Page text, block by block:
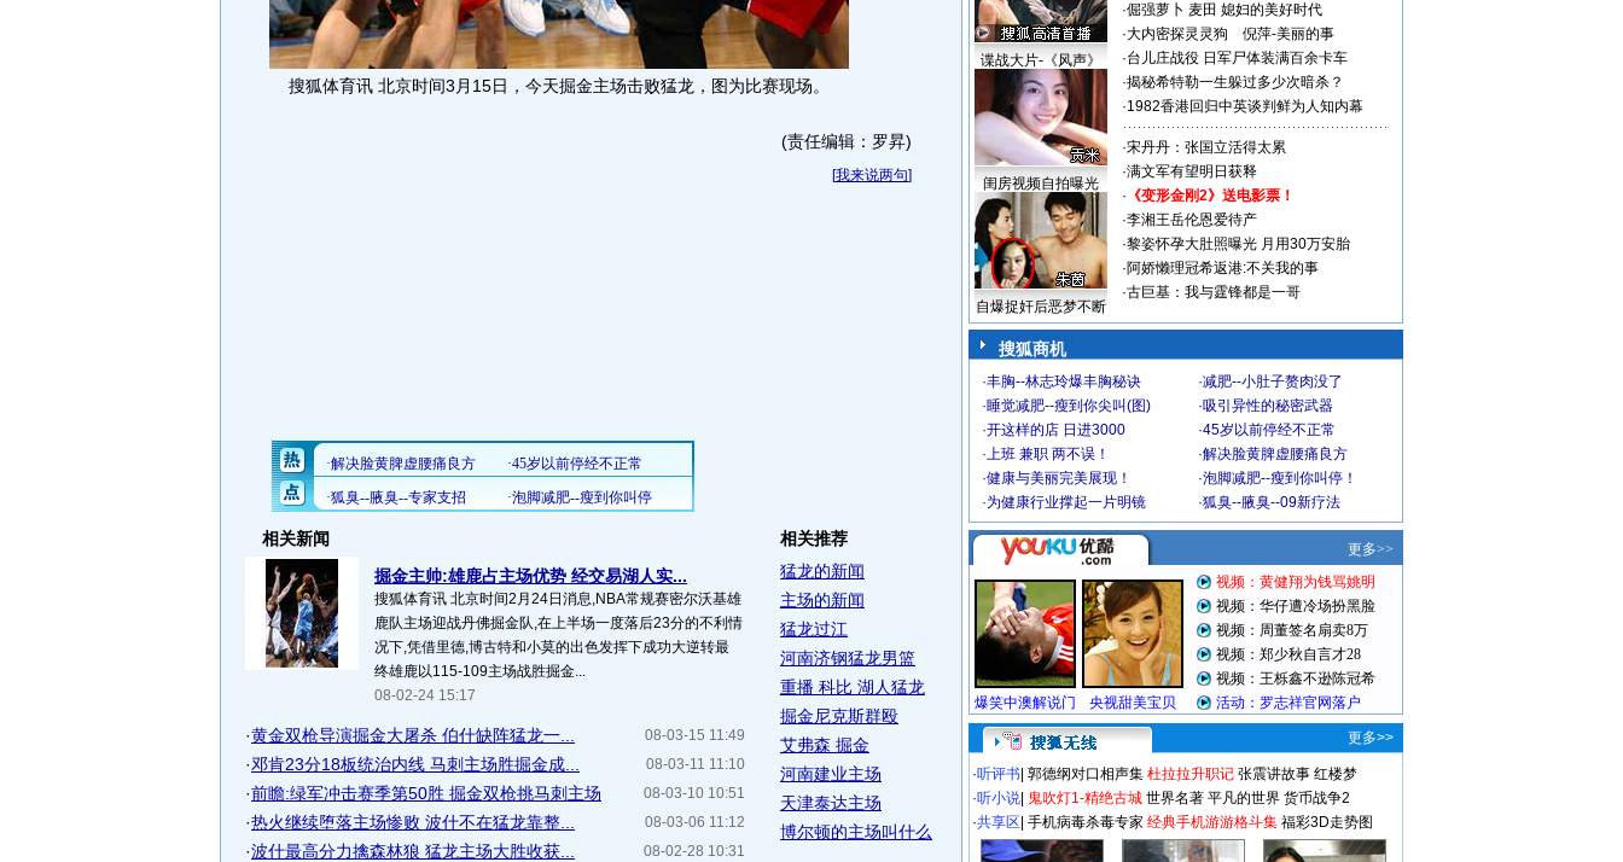
搜狐体育讯 北京时间3月15日，今天掘金主场击败猛龙，图为比赛现场。
(责任编辑：罗昇)
[我来说两句]
相关新闻
掘金主帅:雄鹿占主场优势 经交易湖人实...
搜狐体育讯 北京时间2月24日消息,NBA常规赛密尔沃基雄
鹿队主场迎战丹佛掘金队,在上半场一度落后23分的不利情
况下,凭借里德,博古特和小莫的出色发挥下成功大逆转最
终雄鹿以115-109主场战胜掘金...
08-02-24 15:17
08-03-15 11:49
·黄金双枪导演掘金大屠杀 伯什缺阵猛龙一...
08-03-11 11:10
·邓肯23分18板统治内线 马刺主场胜掘金成...
08-03-10 10:51
·前瞻:绿军冲击赛季第50胜 掘金双枪挑马刺主场
08-03-06 11:12
·热火继续堕落主场惨败 波什不在猛龙靠整...
08-02-28 10:31
·波什最高分力擒森林狼 猛龙主场大胜收获...
相关推荐
猛龙的新闻
主场的新闻
猛龙过江
河南济钢猛龙男篮
重播 科比 湖人猛龙
掘金尼克斯群殴
艾弗森 掘金
河南建业主场
天津泰达主场
博尔顿的主场叫什么
谍战大片-《风声》
闺房视频自拍曝光
自爆捉奸后恶梦不断
·倔强萝卜 麦田 媳妇的美好时代
·大内密探灵灵狗
倪萍-美丽的事
·台儿庄战役 日军尸体装满百余卡车
·揭秘希特勒一生躲过多少次暗杀？
·1982香港回归中英谈判鲜为人知内幕
·宋丹丹：张国立活得太累
·满文军有望明日获释
· 《变形金刚2》送电影票！
·李湘王岳伦恩爱待产
·黎姿怀孕大肚照曝光 月用30万安胎
·阿娇懒理冠希返港:不关我的事
·古巨基：我与霆锋都是一哥
搜狐商机
·丰胸--林志玲爆丰胸秘诀 ·减肥--小肚子赘肉没了
·睡觉减肥--瘦到你尖叫(图) ·吸引异性的秘密武器
·开这样的店 日进3000 ·45岁以前停经不正常
·上班 兼职 两不误！ ·解决脸黄脾虚腰痛良方
·健康与美丽完美展现！ ·泡脚减肥--瘦到你叫停！
·为健康行业撑起一片明镜 ·狐臭--腋臭--09新疗法
更多>>
·听评书 郭德纲对口相声集 杜拉拉升职记 张震讲故事 红楼梦
·听小说 鬼吹灯1-精绝古城 世界名著 平凡的世界 货币战争2
·共享区 手机病毒杀毒专家 经典手机游游格斗集 福彩3D走势图